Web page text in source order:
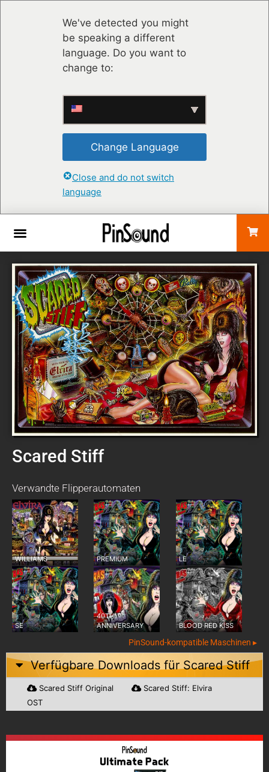
We've detected you might
be speaking a different
language. Do you want to
change to:
Change Language
Close and do not switch
language
Scared Stiff
Verwandte Flipperautomaten
WILLIAMS PREMIUM LE
SE
40TH
ANNIVERSARY
BLOOD RED KISS
PinSound-kompatible Maschinen ▸
Verfügbare Downloads für Scared Stiff
Scared Stiff Original
Scared Stiff: Elvira
OST